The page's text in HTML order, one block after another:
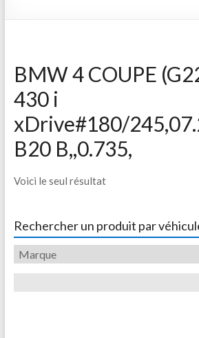
BMW 4 COUPE
430 i
xDrive#180/
B20 B,,0.735,
Voici le seul résultat
Rechercher un produit par